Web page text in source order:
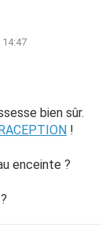
bien sûr.
!
enceinte ?